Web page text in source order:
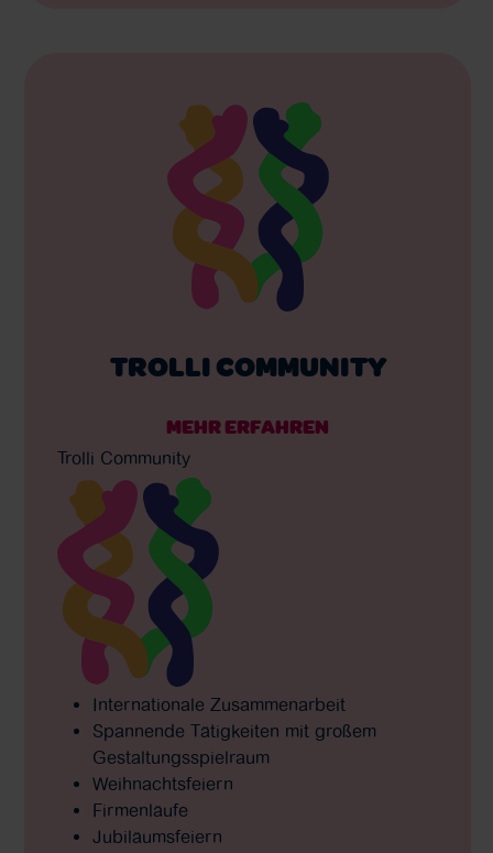
TROLLI COMMUNITY
MEHR ERFAHREN
Trolli Community
Internationale Zusammenarbeit
Spannende Tätigkeiten mit großem
Gestaltungsspielraum
Weihnachtsfeiern
Firmenläufe
Jubiläumsfeiern